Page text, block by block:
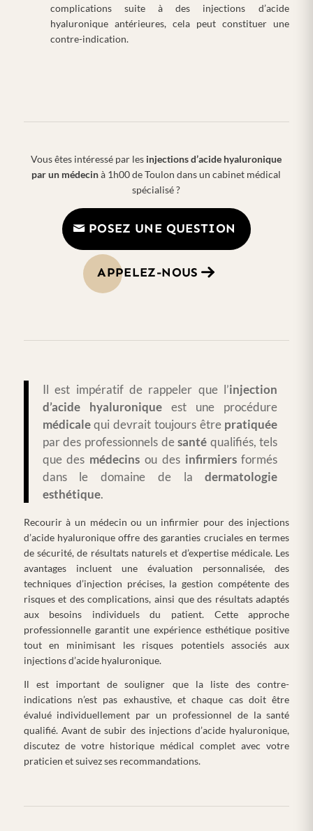
complications suite à des injections d’acide
hyaluronique antérieures, cela peut constituer une
contre-indication.
Vous êtes intéressé par les injections d’acide hyaluronique
par un médecinà 1h00 de Toulon dans un cabinet médical
spécialisé ?
POSEZ UNE QUESTION
APPELEZ-NOUS
Il est impératif de rappeler que l’injection
d’acide hyaluronique est une procédure
médicalequi devrait toujours être pratiquée
par des professionnels desanté qualifiés, tels
que des médecins ou des infirmiersformés
dans le domaine de ladermatologie
esthétique.
Recourir à un médecin ou un infirmier pour des injections
d’acide hyaluronique offre des garanties cruciales en termes
de sécurité, de résultats naturels et d’expertise médicale. Les
avantages incluent une évaluation personnalisée, des
techniques d’injection précises, la gestion compétente des
risques et des complications, ainsi que des résultats adaptés
aux besoins individuels du patient. Cette approche
professionnelle garantit une expérience esthétique positive
tout en minimisant les risques potentiels associés aux
injections d’acide hyaluronique.
Il est important de souligner que la liste des contre-
indications n’est pas exhaustive, et chaque cas doit être
évalué individuellement par un professionnel de la santé
qualifié. Avant de subir des injections d’acide hyaluronique,
discutez de votre historique médical complet avec votre
praticien et suivez ses recommandations.